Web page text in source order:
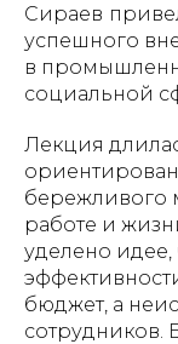
Сираев
успешного
в
социальной
Лекция
бережливого
работе и
уделено идее,
бюджет, а
сотрудников.